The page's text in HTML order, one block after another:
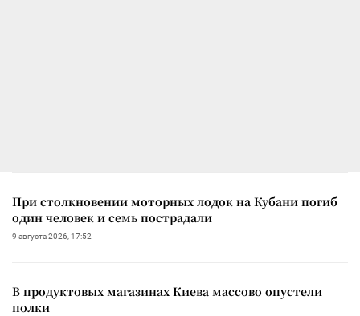
При столкновении моторных лодок на Кубани погиб
один человек и семь пострадали
9 августа 2026, 17:52
В продуктовых магазинах Киева массово опустели
полки